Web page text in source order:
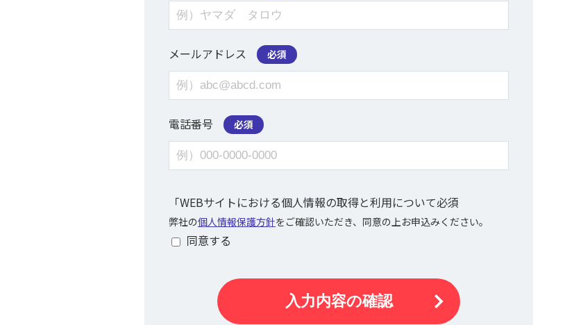
メールアドレス 必須
電話番号 必須
「WEBサイトにおける個人情報の取得と利用について必須
弊社の個人情報保護方針をご確認いただき、同意の上お申込みください。
同意する
入力内容の確認